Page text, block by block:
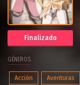
Finalizado
GÉNEROS
Acción Aventuras